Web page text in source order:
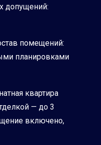
допущений:
помещений:
планировками
квартира
— до 3
включено,